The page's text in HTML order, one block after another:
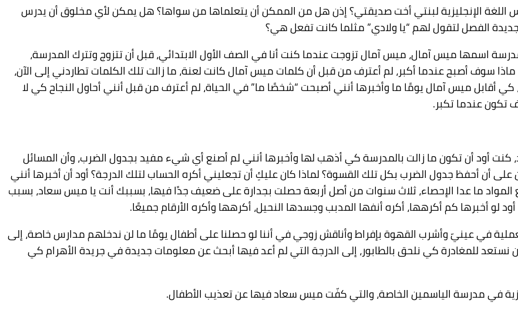
الإنجليزية لبنتي أخت صديقتي؟ إذن هل من الممكن أن يتعلماها من سواها؟ هل يمكن لأي مخلوق أن يدرس
الفصل لتقول لهم “يا ولادي” مثلما كانت تفعل هي؟
اسمها ميس آمال، ميس آمال تزوجت عندما كنت أنا في الصف الأول الابتدائي، قبل أن تتزوج وتترك المدرسة،
سوف أصبح عندما أكبر، لم أعترف من قبل أن كلمات ميس آمال كانت لعنة، ما زالت تلك الكلمات تطاردني إلى الآن،
أقابل ميس آمال يومًا ما وأخبرها أنني أصبحت “شخصًا ما” في الحياة، لم أعترف من قبل أنني أحاول النجاح كي لا
تكون عندما تكبر.
أود أن تكون ما زالت بالمدرسة كي أذهب لها وأخبرها أنني لم أصنع أي شيء مفيد بجدول الضرب، وأن المسائل
أن أحفظ جدول الضرب بكل تلك القسوة؟ لماذا كان عليكِ أن تجعليني أكره الحساب لتلك الدرجة؟ أود أن أخبرها أنني
ما عدا الإحصاء، ثلاث سنوات من أصل أربعة حصلت بجدارة على ضعيف جدًا فيها، بسببك أنت يا ميس سعاد، بسبب
لو أخبرها كم أكرهها، أكره أنفها المدبب وجسدها النحيل، أكرهها وأكره الأرقام جميعًا.
في عينيّ وأشرب القهوة بإفراط وأناقش زوجي في أننا لو حصلنا على أطفال يومًا ما لن ندخلهم مدارس خاصة، إلى
نستعد للمغادرة كي نلحق بالطابور، إلى الدرجة التي لم أعد فيها أبحث عن معلومات جديدة في جريدة الأهرام كي
في مدرسة الياسمين الخاصة، والتي كفّت ميس سعاد فيها عن تعذيب الأطفال.